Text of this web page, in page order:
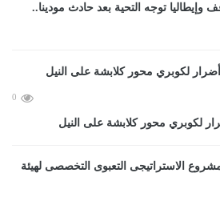
وإيطاليا توجه التحية بعد حادث مودينا..
0
لكوبري محور كلابشة على النيل